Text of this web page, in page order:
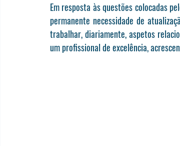
Em resposta às questões colocadas
permanente necessidade de
trabalhar, diariamente, aspetos
um profissional de excelência,